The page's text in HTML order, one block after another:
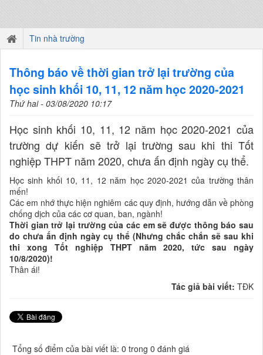
Tin nhà trường
Thông báo về thời gian trở lại trường của
học sinh khối 10, 11, 12 năm học 2020-2021
Thứ hai - 03/08/2020 10:17
Học sinh khối 10, 11, 12 năm học 2020-2021 của
trường dự kiến sẽ trở lại trường sau khi thi Tốt
nghiệp THPT năm 2020, chưa ấn định ngày cụ thể.
Học sinh khối 10, 11, 12 năm học 2020-2021 của trường thân
mến!
Các em nhớ thực hiện nghiêm các quy định, hướng dẫn về phòng
chống dịch của các cơ quan, ban, ngành!
Thời gian trở lại trường của các em sẽ được thông báo sau
do chưa ấn định ngày cụ thể (Nhưng chắc chắn sẽ sau khi
thi xong Tốt nghiệp THPT năm 2020, tức sau ngày
10/8/2020)!
Thân ái!
Tác giả bài viết: TĐK
Tổng số điểm của bài viết là: 0 trong 0 đánh giá